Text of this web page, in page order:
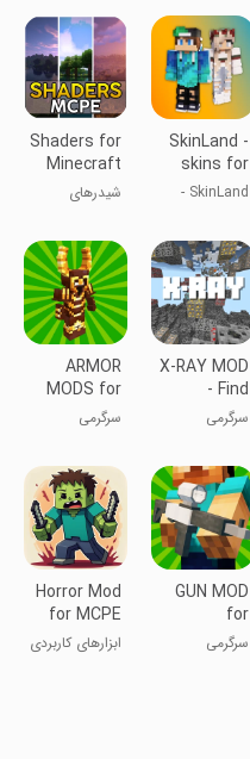
SkinLand -
skins for
Minecraft
SkinLand -
ماینکرافت
Shaders for
Minecraft
Textures
شیدرهای
ماینکرفت
X-RAY MOD
- Find
Diamonds
سرگرمی
ARMOR
MODS for
Minecraft
سرگرمی
GUN MOD
for
Minecraft
سرگرمی
Horror Mod
for MCPE
ابزارهای کاربردی